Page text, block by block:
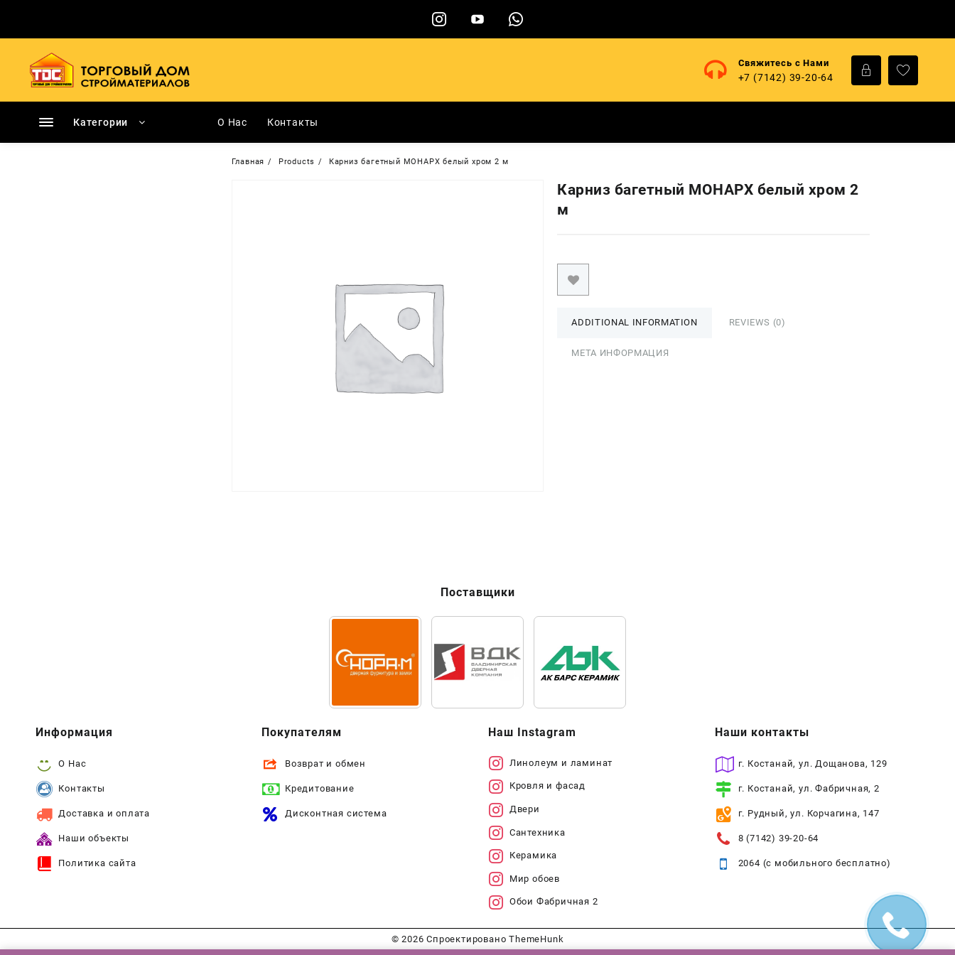
содержимому
Свяжитесь с Нами
+7 (7142) 39-20-64
Категории О Нас Контакты
Главная Products Карниз багетный МОНАРХ белый хром 2 м
Карниз багетный МОНАРХ белый хром 2
м
ADDITIONAL INFORMATION REVIEWS (0)
МЕТА ИНФОРМАЦИЯ
Поставщики
Информация
О Нас
Контакты
Доставка и оплата
Наши объекты
Политика сайта
Покупателям
Возврат и обмен
Кредитование
Дисконтная система
Наш Instagram
Линолеум и ламинат
Кровля и фасад
Двери
Сантехника
Керамика
Мир обоев
Обои Фабричная 2
Наши контакты
г. Костанай, ул. Дощанова, 129
г. Костанай, ул. Фабричная, 2
г. Рудный, ул. Корчагина, 147
8 (7142) 39-20-64
2064 (с мобильного бесплатно)
© 2026Спроектировано ThemeHunk